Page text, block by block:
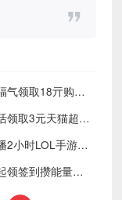
淘宝攒福气领取18亓购物红包
全民生活领取3元天猫超市卡
斗鱼直播2小时LOL手游领10元
淘宝一起领签到攒能量兑红包